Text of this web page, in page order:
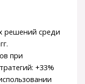
решений среди
при
+33%